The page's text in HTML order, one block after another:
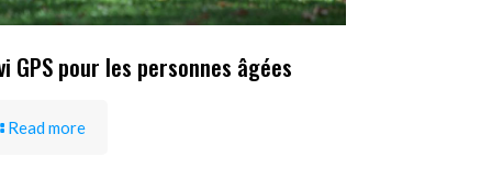
GPS pour les personnes âgées
Read more